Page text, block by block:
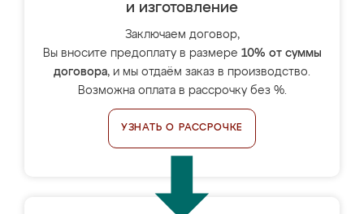
и изготовление
Заключаем договор,
Вы вносите предоплату в размере 10% от суммы
договора, и мы отдаём заказ в производство.
Возможна оплата в рассрочку без %.
УЗНАТЬ О РАССРОЧКЕ